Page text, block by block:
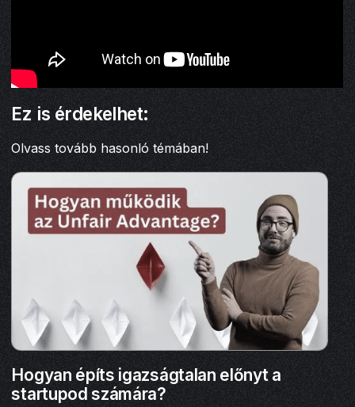
Ez is érdekelhet:
Olvass tovább hasonló témában!
Hogyan építs igazságtalan előnyt a
startupod számára?